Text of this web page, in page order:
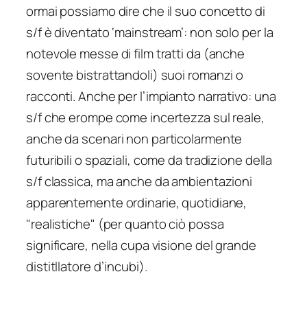
ormai possiamo dire che il suo concetto di
s/f è diventato ‘mainstream’: non solo per la
notevole messe di film tratti da (anche
sovente bistrattandoli) suoi romanzi o
racconti. Anche per l’impianto narrativo: una
s/f che erompe come incertezza sul reale,
anche da scenari non particolarmente
futuribili o spaziali, come da tradizione della
s/f classica, ma anche da ambientazioni
apparentemente ordinarie, quotidiane,
"realistiche" (per quanto ciò possa
significare, nella cupa visione del grande
distitllatore d’incubi).